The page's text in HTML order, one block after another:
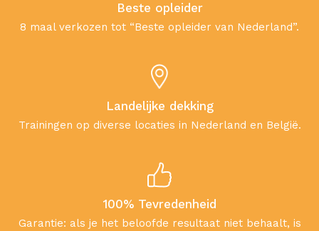
Beste opleider
8 maal verkozen tot “Beste opleider van Nederland”.
Landelijke dekking
Trainingen op diverse locaties in Nederland en België.
100% Tevredenheid
Garantie: als je het beloofde resultaat niet behaalt, is